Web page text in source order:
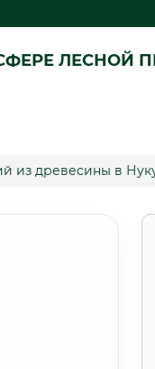
ЛЕСНОЙ
из древесины в